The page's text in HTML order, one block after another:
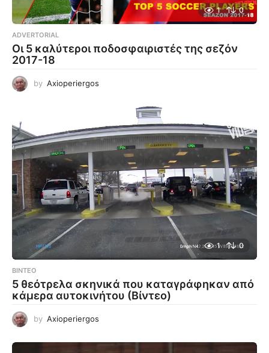
1 0
ADVERTORIAL
Οι 5 καλύτεροι ποδοσφαιριστές της σεζόν
2017-18
by Axioperiergos
1 0
ΒΊΝΤΕΟ
5 θεότρελα σκηνικά που καταγράφηκαν από
κάμερα αυτοκινήτου (Βίντεο)
by Axioperiergos